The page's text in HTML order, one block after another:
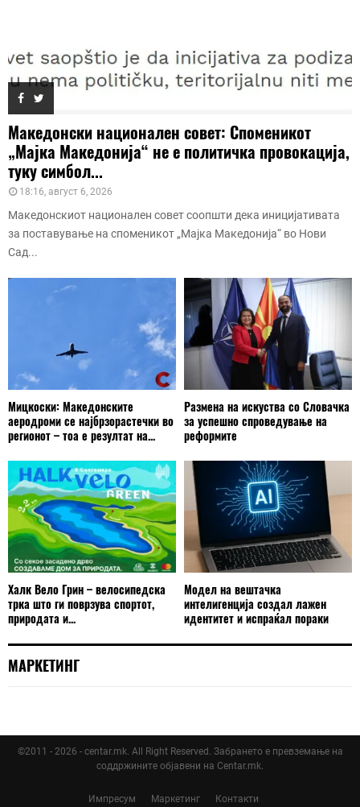
Македонски национален совет: Споменикот
„Мајка Македонија“ не е политичка провокација,
туку симбол...
18:16, август 6, 2026
Македонскиот национален совет соопшти дека иницијативата
за поставување на споменикот „Мајка Македонија“ во Нови
Сад...
Мицкоски: Македонските
аеродроми се најбрзорастечки во
регионот – тоа е резултат на...
Размена на искуства со Словачка
за успешно спроведување на
реформите
Халк Вело Грин – велосипедска
трка што ги поврзува спортот,
природата и...
Модел на вештачка
интелигенција создал лажен
идентитет и испраќал пораки
МАРКЕТИНГ
©2011 - 2026 - centar.mk. All Right Reserved. Забрането е превземање на
соддржините објавени на Centar.mk.
Импресум Маркетинг Контакти